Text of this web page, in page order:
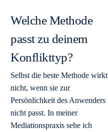
Welche Methode
passt zu deinem
Konflikttyp?
Selbst die beste Methode wirkt
nicht, wenn sie zur
Persönlichkeit des Anwenders
nicht passt. In meiner
Mediationspraxis sehe ich